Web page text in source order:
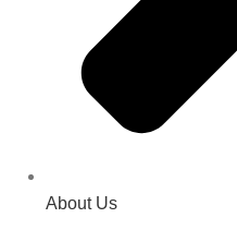
About Us